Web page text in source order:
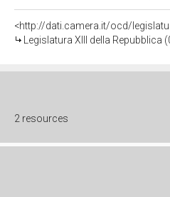
<http://dati.camera.it/ocd/
Legislatura XIII della
2 resources